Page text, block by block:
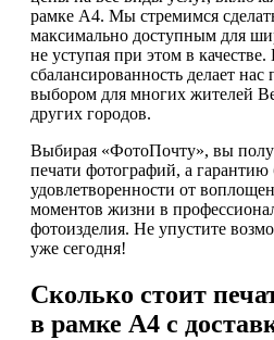
рамке А4. Мы стремимся
максимально доступным для
не уступая при этом в
сбалансированность делает
выбором для многих жителей
других городов.
Выбирая «ФотоПочту», вы
печати фотографий, а гарантию
удовлетворенности от
моментов жизни в
фотоизделия. Не упустите
уже сегодня!
Сколько стоит
в рамке А4 с